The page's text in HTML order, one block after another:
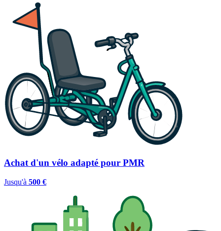
Achat d'un vélo adapté pour PMR
Jusqu'à 500 €